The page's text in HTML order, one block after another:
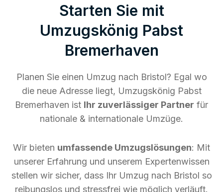
Starten Sie mit
Umzugskönig Pabst
Bremerhaven
Planen Sie einen Umzug nach Bristol? Egal wo
die neue Adresse liegt, Umzugskönig Pabst
Bremerhaven ist Ihr zuverlässiger Partner für
nationale & internationale Umzüge.
Wir bieten umfassende Umzugslösungen: Mit
unserer Erfahrung und unserem Expertenwissen
stellen wir sicher, dass Ihr Umzug nach Bristol so
reibungslos und stressfrei wie möglich verläuft.